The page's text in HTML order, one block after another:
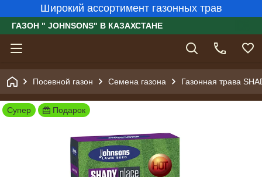
Широкий ассортимент газонных трав
ГАЗОН " JOHNSONS" В КАЗАХСТАНЕ
Посевной газон Семена газона Газонная трава
Супер Подарок